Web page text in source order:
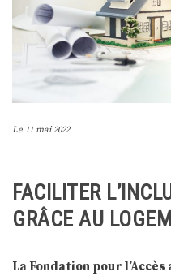
Le 11 mai 2022
FACILITER
GRÂCE AU
La Fondation pour